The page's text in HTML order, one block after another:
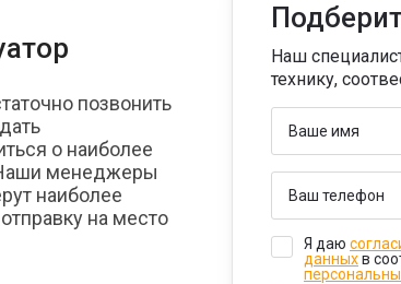
позвонить
о наиболее
менеджеры
наиболее
на место
Наш
технику,
Я даю
данныхв